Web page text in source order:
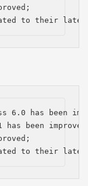
to their
6.0 has been
has been
to their